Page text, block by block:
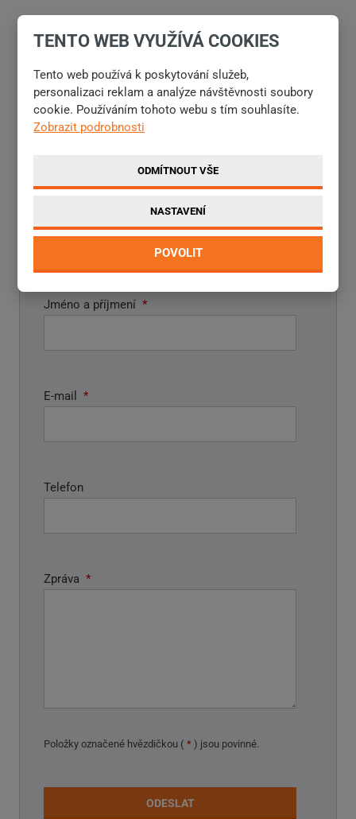
PŘEDCHOZÍ
NÁSLEDUJÍCÍ
PROJEKTY EU
V PŘÍPADĚ JAKÝCHKOLI DOTAZŮ SE
NA NÁS NEVÁHEJTE OBRÁTIT
Jméno a příjmení *
E-mail *
Telefon
Zpráva *
Položky označené hvězdičkou ( * ) jsou povinné.
ODESLAT
TENTO WEB VYUŽÍVÁ COOKIES
Tento web používá k poskytování služeb,
personalizaci reklam a analýze návštěvnosti soubory
cookie. Používáním tohoto webu s tím souhlasíte.
Zobrazit podrobnosti
ODMÍTNOUT VŠE
NASTAVENÍ
POVOLIT